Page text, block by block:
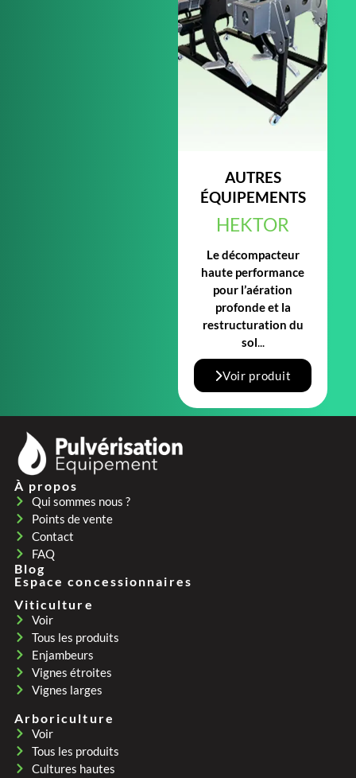
AUTRES
ÉQUIPEMENTS
HEKTOR
Le décompacteur
haute performance
pour l’aération
profonde et la
restructuration du
sol...
Voir produit
À propos
Qui sommes nous ?
Points de vente
Contact
FAQ
Blog
Espace concessionnaires
Viticulture
Voir
Tous les produits
Enjambeurs
Vignes étroites
Vignes larges
Arboriculture
Voir
Tous les produits
Cultures hautes